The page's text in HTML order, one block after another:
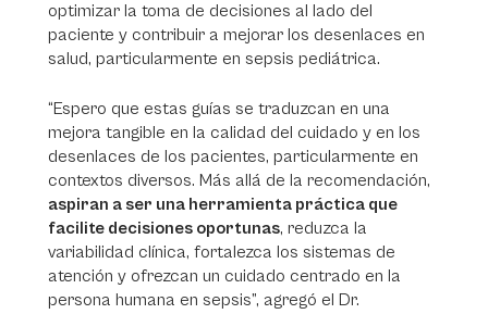
optimizar la toma de decisiones al lado del
paciente y contribuir a mejorar los desenlaces en
salud, particularmente en sepsis pediátrica.
“Espero que estas guías se traduzcan en una
mejora tangible en la calidad del cuidado y en los
desenlaces de los pacientes, particularmente en
contextos diversos. Más allá de la recomendación,
aspiran a ser una herramienta práctica que
facilite decisiones oportunas, reduzca la
variabilidad clínica, fortalezca los sistemas de
atención y ofrezcan un cuidado centrado en la
persona humana en sepsis”, agregó el Dr.